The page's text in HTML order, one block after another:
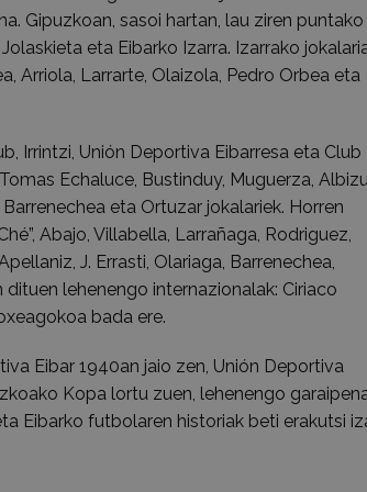
Gipuzkoan, sasoi hartan, lau ziren puntako
eta Eibarko Izarra. Izarrako
Arriola, Larrarte, Olaizola, Pedro Orbea eta
Irrintzi, Unión Deportiva Eibarresa eta Club
Echaluce, Bustinduy, Muguerza, Albizu,
eta Ortuzar jokalariek. Horren
Abajo, Villabella, Larrañaga, Rodriguez,
J. Errasti, Olariaga, Barrenechea,
lehenengo internazionalak: Ciriaco
bada ere.
Eibar 1940an jaio zen, Unión Deportiva
Kopa lortu zuen, lehenengo
Eibarko futbolaren historiak beti erakutsi